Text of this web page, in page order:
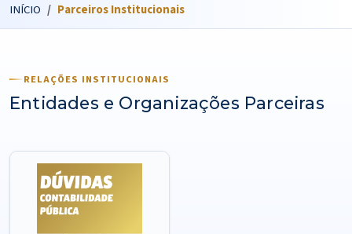
INÍCIO Parceiros Institucionais
RELAÇÕES INSTITUCIONAIS
Entidades e Organizações Parceiras